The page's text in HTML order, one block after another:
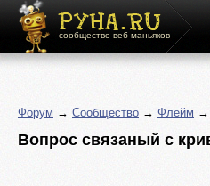
сообщество веб-маньяков
Форум → Сообщество → Флейм →
Вопрос связаный с